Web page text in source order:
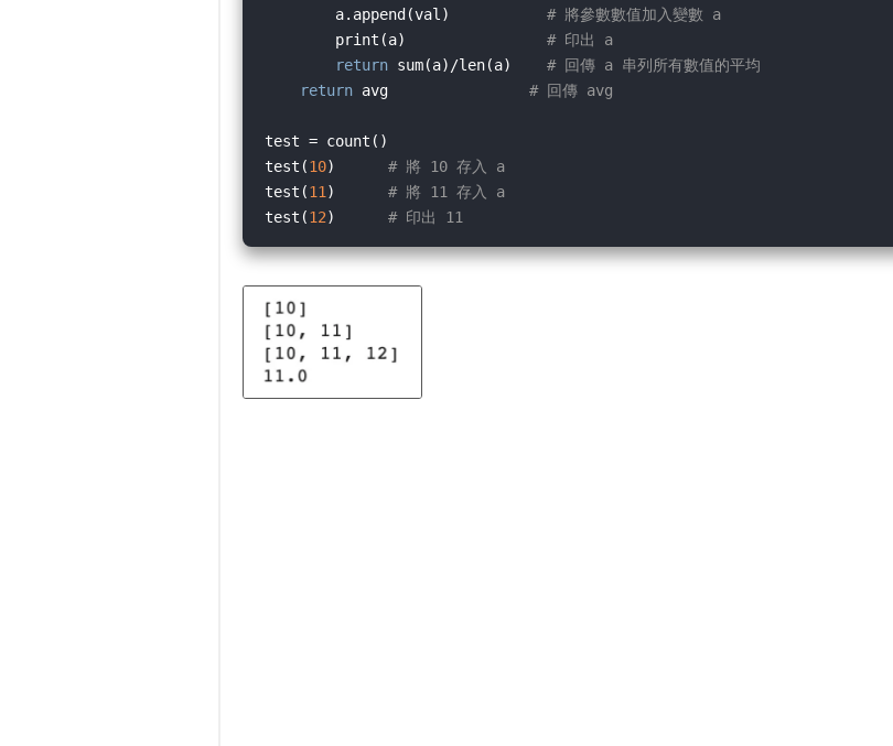
        a.append(val)
# 將參數數值加入變數 a
        print(a)
# 印出 a
return sum(a)/len(a) # 回傳 a 串列所有數值的平均
return avg # 回傳 avg
test = count()
test(10) # 將 10 存入 a
test(11) # 將 11 存入 a
test(12) # 印出 11